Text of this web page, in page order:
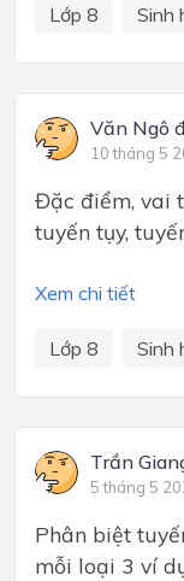
Lớp 8 Sinh
Văn Ngô
10 tháng 5
Đặc điểm, vai
tuyến tụy,
Xem chi tiết
Lớp 8 Sinh
Trần
5 tháng 5
Phân biệt
mỗi loại 3 ví